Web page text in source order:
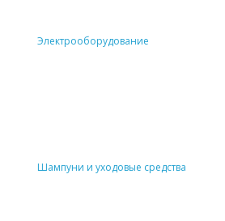
Электрооборудование
Шампуни и уходовые средства